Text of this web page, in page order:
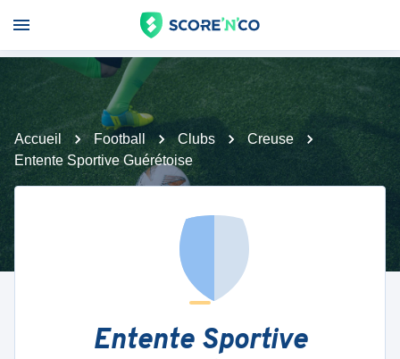
Accueil Football Clubs
Creuse
Entente Sportive Guérétoise
Entente Sportive